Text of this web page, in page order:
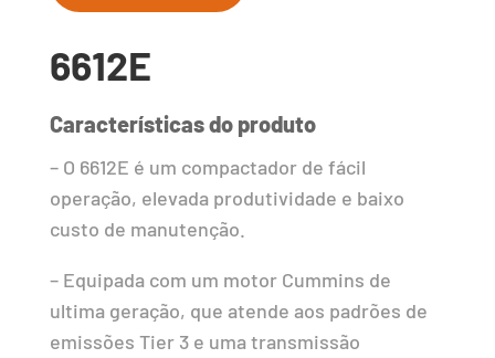
6612E
Características do produto
– O 6612E é um compactador de fácil
operação, elevada produtividade e baixo
custo de manutenção.
– Equipada com um motor Cummins de
ultima geração, que atende aos padrões de
emissões Tier 3 e uma transmissão